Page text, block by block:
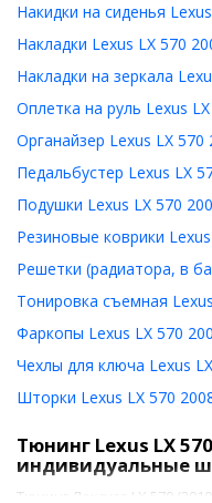
Накидки на сиденья
Накладки Lexus LX 570
Накладки на зеркала
Оплетка на руль Lexus
Органайзер Lexus LX 570
Педальбустер Lexus LX
Подушки Lexus LX 570
Резиновые коврики
Решетки (радиатора, в
Тонировка съемная
Фаркопы Lexus LX 570
Чехлы для ключа Lexus
Шторки Lexus LX 570
Тюнинг Lexus LX
индивидуальные
Тюнинг Лексуса LX 570